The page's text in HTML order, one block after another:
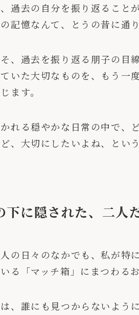
過去の自分を振り返ること
記憶なんて、とうの昔に通
、過去を振り返る朋子の目
いた大切なものを、もう一
ます。
れる穏やかな日常の中で、
、大切にしたいよね、とい
下に隠された、二人
の日々のなかでも、私が特
る「マッチ箱」にまつわるお
、誰にも見つからないよう